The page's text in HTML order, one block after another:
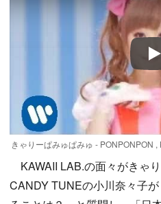
きゃりーぱみゅぱみゅ - PONPONPON
KAWAII LAB.の面々がきゃ
CANDY TUNEの小川奈々子